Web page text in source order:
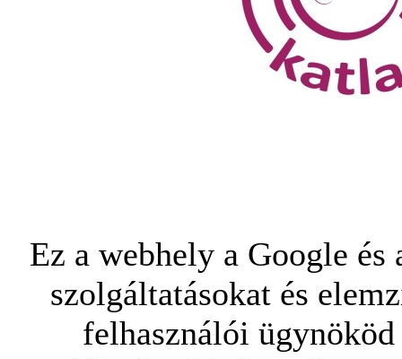
Ez a webhely a Google
szolgáltatásokat és
felhasználói